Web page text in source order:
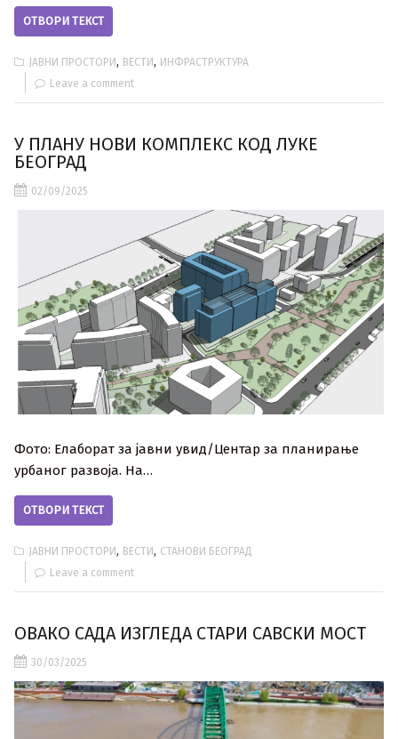
ОТВОРИ ТЕКСТ
ЈАВНИ ПРОСТОРИ, ВЕСТИ, ИНФРАСТРУКТУРА
Leave a comment
У ПЛАНУ НОВИ КОМПЛЕКС КОД ЛУКЕ
БЕОГРАД
02/09/2025
Фото: Елаборат за јавни увид/Центар за планирање
урбаног развоја. На…
ОТВОРИ ТЕКСТ
ЈАВНИ ПРОСТОРИ, ВЕСТИ, СТАНОВИ БЕОГРАД
Leave a comment
ОВАКО САДА ИЗГЛЕДА СТАРИ САВСКИ МОСТ
30/03/2025